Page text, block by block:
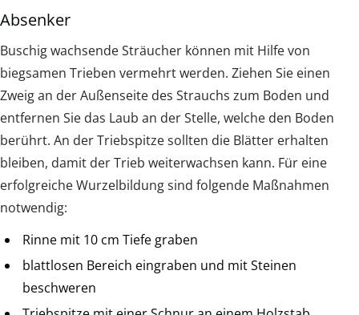
Absenker
Buschig wachsende Sträucher können mit Hilfe von
biegsamen Trieben vermehrt werden. Ziehen Sie einen
Zweig an der Außenseite des Strauchs zum Boden und
entfernen Sie das Laub an der Stelle, welche den Boden
berührt. An der Triebspitze sollten die Blätter erhalten
bleiben, damit der Trieb weiterwachsen kann. Für eine
erfolgreiche Wurzelbildung sind folgende Maßnahmen
notwendig:
Rinne mit 10 cm Tiefe graben
blattlosen Bereich eingraben und mit Steinen
beschweren